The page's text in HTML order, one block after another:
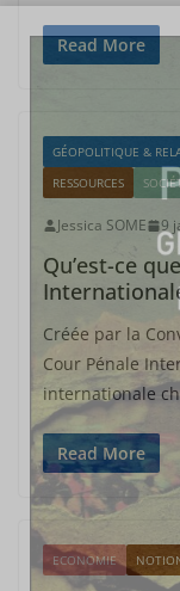
Read More
GÉOPOLITIQUE &
RESSOURCES
Jessica SOME 9
Qu’est-ce
Créée par la
Cour Pénale
internationale
Read More
ECONOMIE